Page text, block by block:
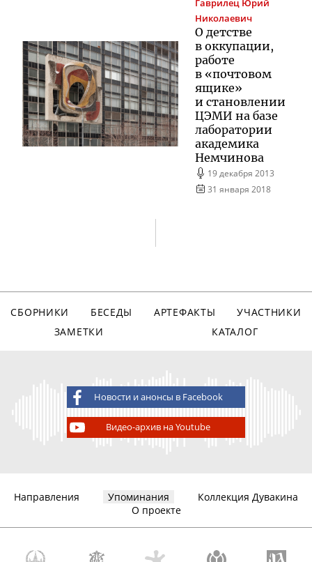
Гаврилец Юрий
Николаевич
О детстве
в оккупации,
работе
в «почтовом
ящике»
и становлении
ЦЭМИ на базе
лаборатории
академика
Немчинова
19 декабря 2013
31 января 2018
СБОРНИКИ БЕСЕДЫ АРТЕФАКТЫ
УЧАСТНИКИ
ЗАМЕТКИ
КАТАЛОГ
Новости и анонсы в Facebook
Видео-архив на Youtube
Направления Упоминания
Коллекция Дувакина
О проекте